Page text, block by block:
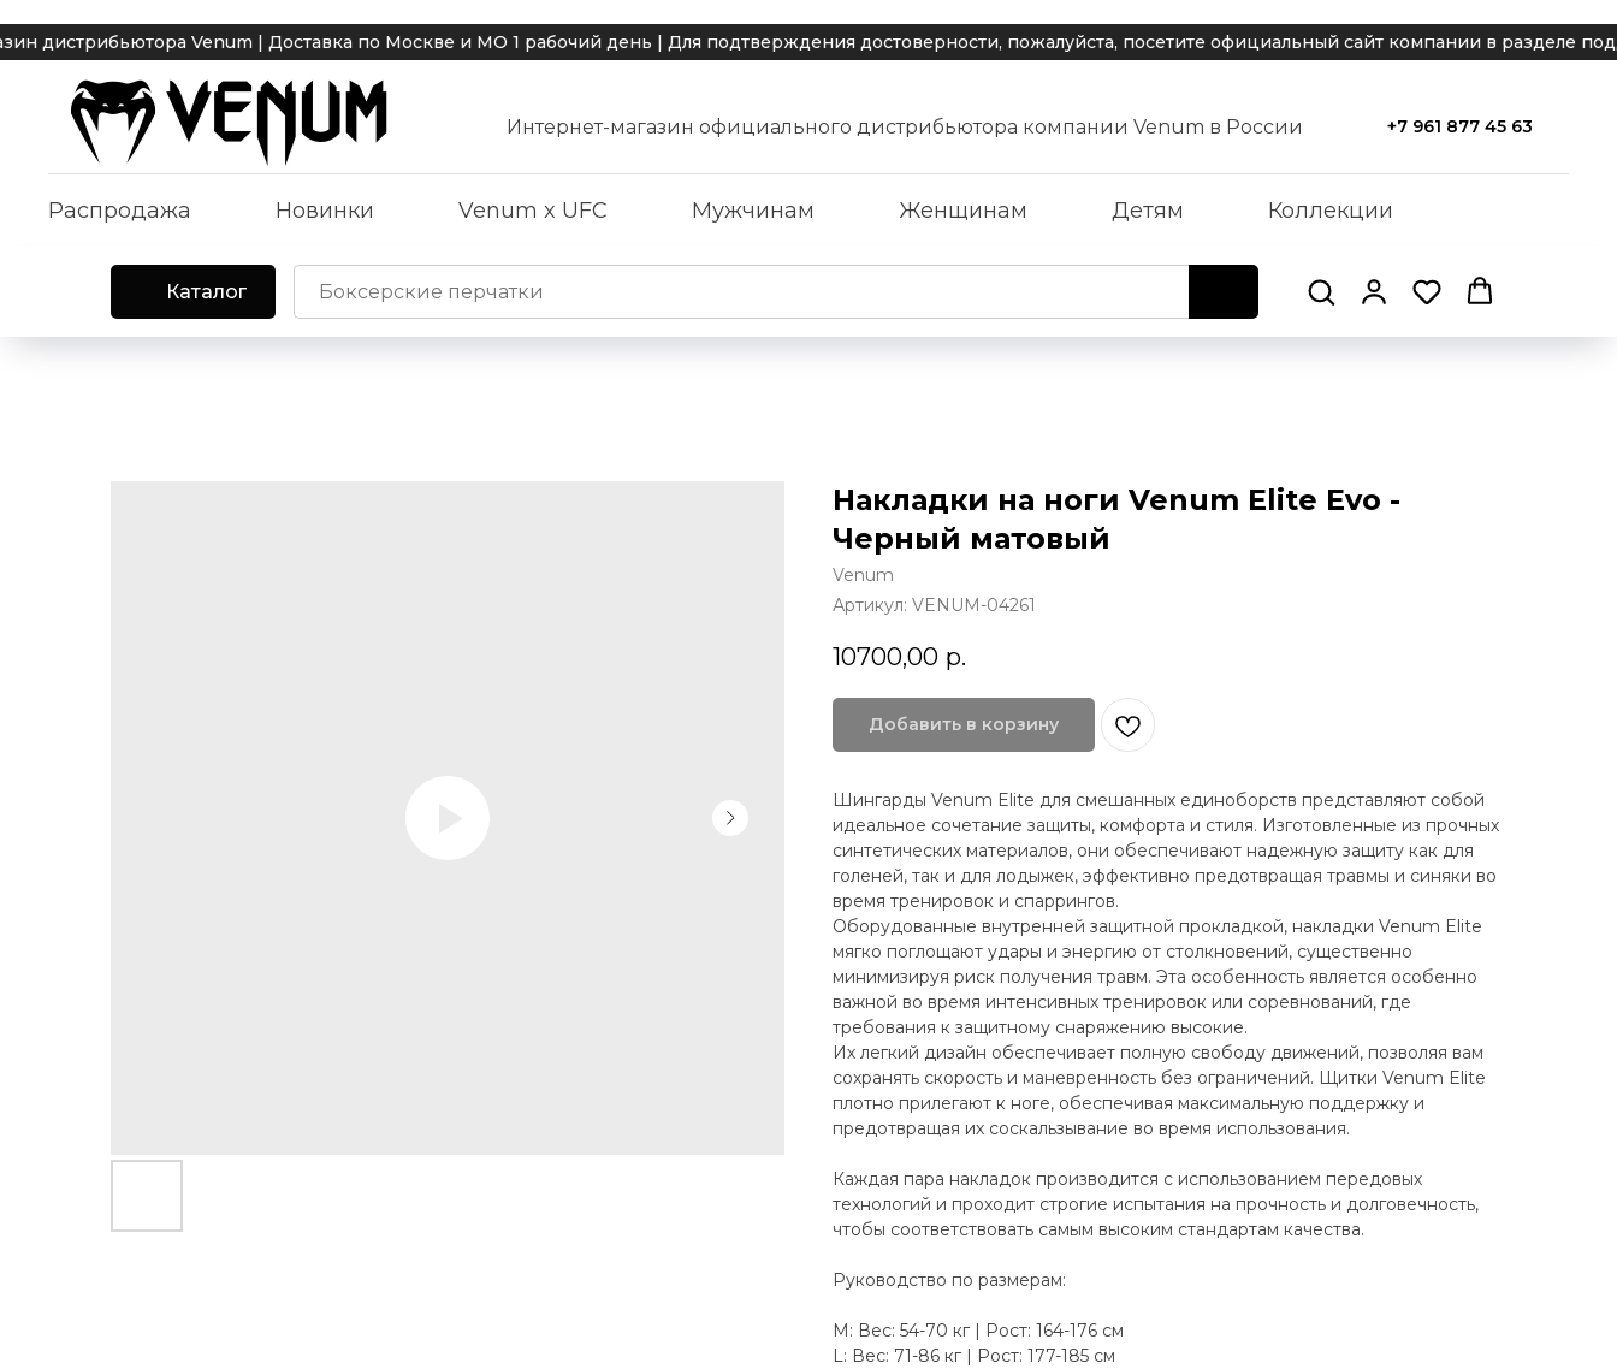
Venum | Доставка по Москве и МО 1 рабочий день | Для подтверждения достоверности, пожалуйста, посетите официальный сайт компании в разделе
Интернет-магазин официального дистрибьютора компании Venum в России +7 961 877 45 63
Распродажа Новинки Venum x UFC Мужчинам Женщинам Детям Коллекции
Каталог
Накладки на ноги Venum Elite Evo -
Черный матовый
Venum
Артикул: VENUM-04261
10700,00 р.
Добавить в корзину
Шингарды Venum Elite для смешанных единоборств представляют собой
идеальное сочетание защиты, комфорта и стиля. Изготовленные из прочных
синтетических материалов, они обеспечивают надежную защиту как для
голеней, так и для лодыжек, эффективно предотвращая травмы и синяки во
время тренировок и спаррингов.
Оборудованные внутренней защитной прокладкой, накладки Venum Elite
мягко поглощают удары и энергию от столкновений, существенно
минимизируя риск получения травм. Эта особенность является особенно
важной во время интенсивных тренировок или соревнований, где
требования к защитному снаряжению высокие.
Их легкий дизайн обеспечивает полную свободу движений, позволяя вам
сохранять скорость и маневренность без ограничений. Щитки Venum Elite
плотно прилегают к ноге, обеспечивая максимальную поддержку и
предотвращая их соскальзывание во время использования.
Каждая пара накладок производится с использованием передовых
технологий и проходит строгие испытания на прочность и долговечность,
чтобы соответствовать самым высоким стандартам качества.
Руководство по размерам:
M: Вес: 54-70 кг | Рост: 164-176 см
L: Вес: 71-86 кг | Рост: 177-185 см